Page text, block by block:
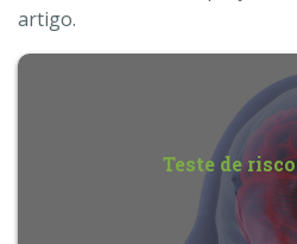
artigo.
Teste de